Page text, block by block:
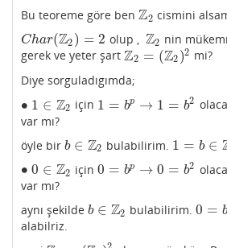
Bu teoreme göre ben Z2
Z2 cismini
Char(Z2 ) = 2
Char(Z2)=2 olup , Z2
Z2 nin
gerek ve yeter şart Z2 = (Z2 )2
Z2= (Z2 )2
mi?
Diye sorguladıgımda;
∙
∙ 1 ∈ Z2
1∈Z 2 için 1 = bp → 1 = b2
1=bp→ 1=b 2
var mı?
öyle bir b ∈ Z2
b ∈Z 2 bulabilirim. 1 = b ∈
1 =b∈Z 2
∙
∙ 0 ∈ Z2
0∈Z 2 için 0 = bp → 0 = b2
0=bp→ 0=b 2
var mı?
aynı şekilde b ∈ Z2
b ∈Z 2 bulabilirim.0 =
0 =b∈
alabilriz.